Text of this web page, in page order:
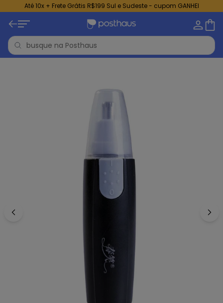
Até 10x + Frete Grátis R$199 Sul e Sudeste - cupom GANHEI